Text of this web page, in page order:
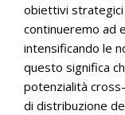
obiettivi strategici
continueremo ad
intensificando le
questo significa
potenzialità
di distribuzione